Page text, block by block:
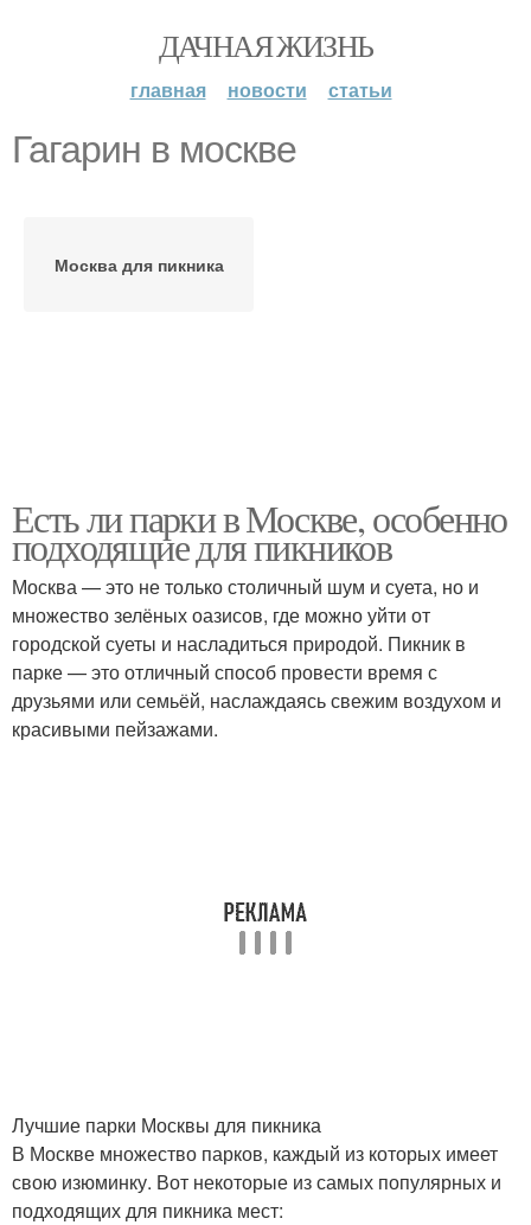
ДАЧНАЯ ЖИЗНЬ
главная новости статьи
Гагарин в москве
Москва для пикника
Есть ли парки в Москве, особенно
подходящие для пикников
Москва — это не только столичный шум и суета, но и
множество зелёных оазисов, где можно уйти от
городской суеты и насладиться природой. Пикник в
парке — это отличный способ провести время с
друзьями или семьёй, наслаждаясь свежим воздухом и
красивыми пейзажами.
Лучшие парки Москвы для пикника
В Москве множество парков, каждый из которых имеет
свою изюминку. Вот некоторые из самых популярных и
подходящих для пикника мест: